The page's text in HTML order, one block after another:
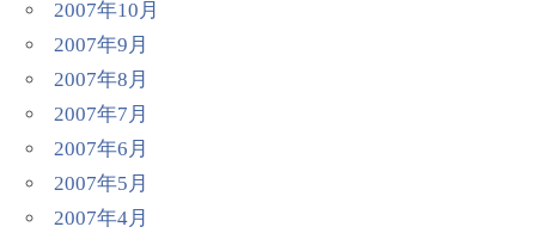
2007年10月
2007年9月
2007年8月
2007年7月
2007年6月
2007年5月
2007年4月